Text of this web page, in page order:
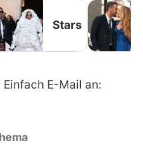
Stars
E-Mail an: